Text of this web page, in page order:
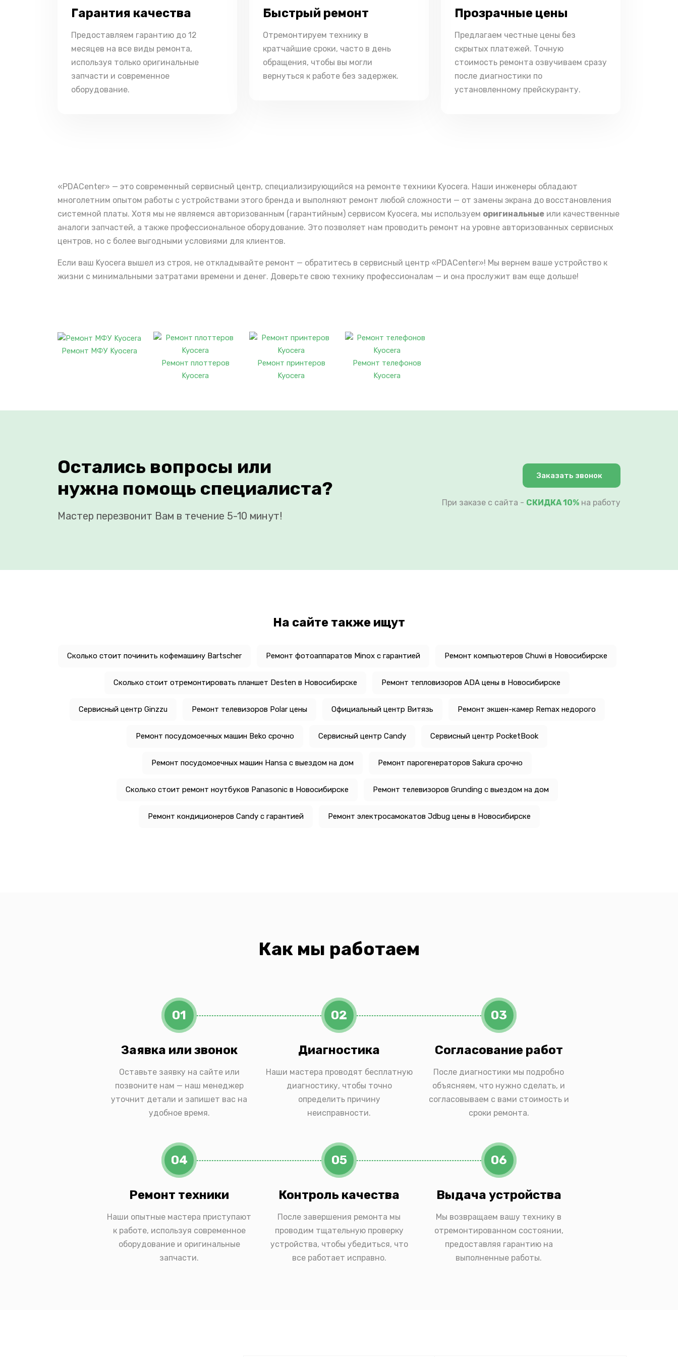
Гарантия качества
Предоставляем гарантию до 12
месяцев на все виды ремонта,
используя только оригинальные
запчасти и современное
оборудование.
Быстрый ремонт
Отремонтируем технику в
кратчайшие сроки, часто в день
обращения, чтобы вы могли
вернуться к работе без задержек.
Прозрачные цены
Предлагаем честные цены без
скрытых платежей. Точную
стоимость ремонта озвучиваем сразу
после диагностики по
установленному прейскуранту.
«PDACenter» — это современный сервисный центр, специализирующийся на ремонте техники Kyocera. Наши инженеры обладают
многолетним опытом работы с устройствами этого бренда и выполняют ремонт любой сложности — от замены экрана до восстановления
системной платы. Хотя мы не являемся авторизованным (гарантийным) сервисом Kyocera, мы используем оригинальные или качественные
аналоги запчастей, а также профессиональное оборудование. Это позволяет нам проводить ремонт на уровне авторизованных сервисных
центров, но с более выгодными условиями для клиентов.
Если ваш Kyocera вышел из строя, не откладывайте ремонт — обратитесь в сервисный центр «PDACenter»! Мы вернем ваше устройство к
жизни с минимальными затратами времени и денег. Доверьте свою технику профессионалам — и она прослужит вам еще дольше!
Ремонт МФУ Kyocera
Ремонт плоттеров
Kyocera
Ремонт принтеров
Kyocera
Ремонт телефонов
Kyocera
Остались вопросы или
нужна помощь специалиста?
Мастер перезвонит Вам в течение 5-10 минут!
Заказать звонок
При заказе с сайта - СКИДКА 10% на работу
На сайте также ищут
Сколько стоит починить кофемашину Bartscher Ремонт фотоаппаратов Minox с гарантией Ремонт компьютеров Chuwi в Новосибирске
Сколько стоит отремонтировать планшет Desten в Новосибирске Ремонт тепловизоров ADA цены в Новосибирске
Сервисный центр Ginzzu Ремонт телевизоров Polar цены Официальный центр Витязь Ремонт экшен-камер Remax недорого
Ремонт посудомоечных машин Beko срочно Сервисный центр Candy Сервисный центр PocketBook
Ремонт посудомоечных машин Hansa с выездом на дом Ремонт парогенераторов Sakura срочно
Сколько стоит ремонт ноутбуков Panasonic в Новосибирске Ремонт телевизоров Grunding с выездом на дом
Ремонт кондиционеров Candy с гарантией Ремонт электросамокатов Jdbug цены в Новосибирске
Как мы работаем
01
Заявка или звонок
Оставьте заявку на сайте или
позвоните нам — наш менеджер
уточнит детали и запишет вас на
удобное время.
02
Диагностика
Наши мастера проводят бесплатную
диагностику, чтобы точно
определить причину
неисправности.
03
Согласование работ
После диагностики мы подробно
объясняем, что нужно сделать, и
согласовываем с вами стоимость и
сроки ремонта.
04
Ремонт техники
Наши опытные мастера приступают
к работе, используя современное
оборудование и оригинальные
запчасти.
05
Контроль качества
После завершения ремонта мы
проводим тщательную проверку
устройства, чтобы убедиться, что
все работает исправно.
06
Выдача устройства
Мы возвращаем вашу технику в
отремонтированном состоянии,
предоставляя гарантию на
выполненные работы.